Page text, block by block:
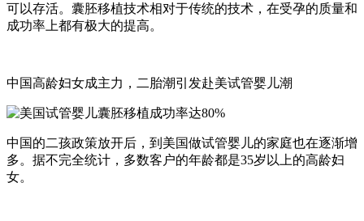
可以存活。囊胚移植技术相对于传统的技术，在受孕的质量和
成功率上都有极大的提高。
中国高龄妇女成主力，二胎潮引发赴美试管婴儿潮
中国的二孩政策放开后，到美国做试管婴儿的家庭也在逐渐增
多。据不完全统计，多数客户的年龄都是35岁以上的高龄妇
女。